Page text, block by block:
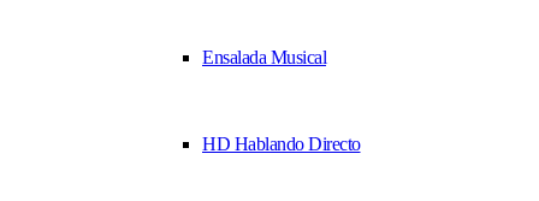
Ensalada Musical
HD Hablando Directo